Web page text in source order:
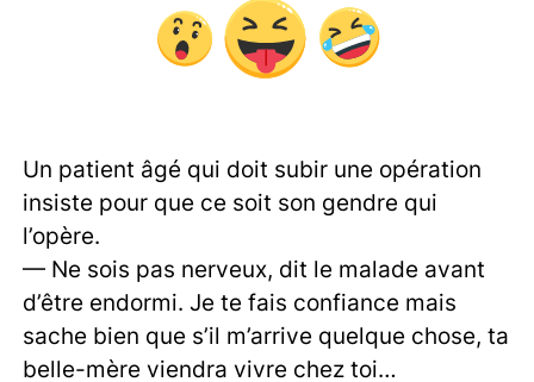
Un patient âgé qui doit subir une opération
insiste pour que ce soit son gendre qui
l’opère.
— Ne sois pas nerveux, dit le malade avant
d’être endormi. Je te fais confiance mais
sache bien que s’il m’arrive quelque chose, ta
belle-mère viendra vivre chez toi…